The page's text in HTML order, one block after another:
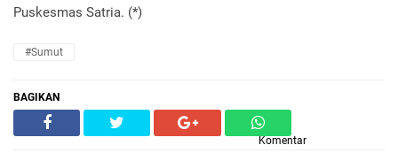
Puskesmas Satria. (*)
#Sumut
BAGIKAN
Komentar